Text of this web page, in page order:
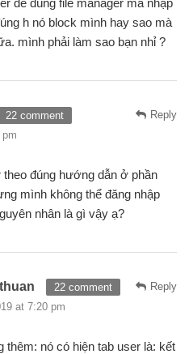
h nó block mình hay sao mà
mình phải làm sao bạn nhỉ ?
Reply
22 comment
theo đúng hướng dẫn ở phần
mình không thể đăng nhập
nhân là gì vậy ạ?
Reply
22 comment
at 7:20 pm
thêm: nó có hiện tab user là: kết